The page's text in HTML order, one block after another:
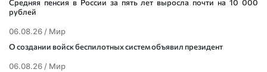
Средняя пенсия в России за пять лет выросла почти на 10 000
рублей
06.08.26 / Мир
О создании войск беспилотных систем объявил президент
06.08.26 / Мир